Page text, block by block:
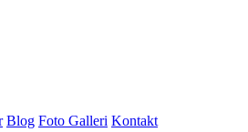
Blog Foto Galleri Kontakt